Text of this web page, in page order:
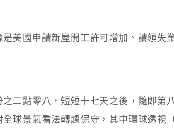
國申請新屋開工許可增加、請領失
點零八，短短十七天之後，隨即第
球景氣看法轉趨保守，其中環球透